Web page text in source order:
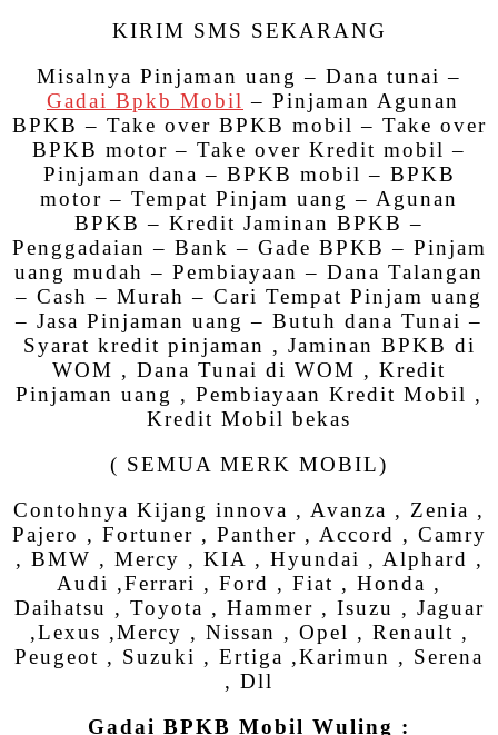
KIRIM SMS SEKARANG
Misalnya Pinjaman uang – Dana tunai –
Gadai Bpkb Mobil – Pinjaman Agunan
BPKB – Take over BPKB mobil – Take over
BPKB motor – Take over Kredit mobil –
Pinjaman dana – BPKB mobil – BPKB
motor – Tempat Pinjam uang – Agunan
BPKB – Kredit Jaminan BPKB –
Penggadaian – Bank – Gade BPKB – Pinjam
uang mudah – Pembiayaan – Dana Talangan
– Cash – Murah – Cari Tempat Pinjam uang
– Jasa Pinjaman uang – Butuh dana Tunai –
Syarat kredit pinjaman , Jaminan BPKB di
WOM , Dana Tunai di WOM , Kredit
Pinjaman uang , Pembiayaan Kredit Mobil ,
Kredit Mobil bekas
( SEMUA MERK MOBIL)
Contohnya Kijang innova , Avanza , Zenia ,
Pajero , Fortuner , Panther , Accord , Camry
, BMW , Mercy , KIA , Hyundai , Alphard ,
Audi ,Ferrari , Ford , Fiat , Honda ,
Daihatsu , Toyota , Hammer , Isuzu , Jaguar
,Lexus ,Mercy , Nissan , Opel , Renault ,
Peugeot , Suzuki , Ertiga ,Karimun , Serena
, Dll
Gadai BPKB Mobil Wuling :